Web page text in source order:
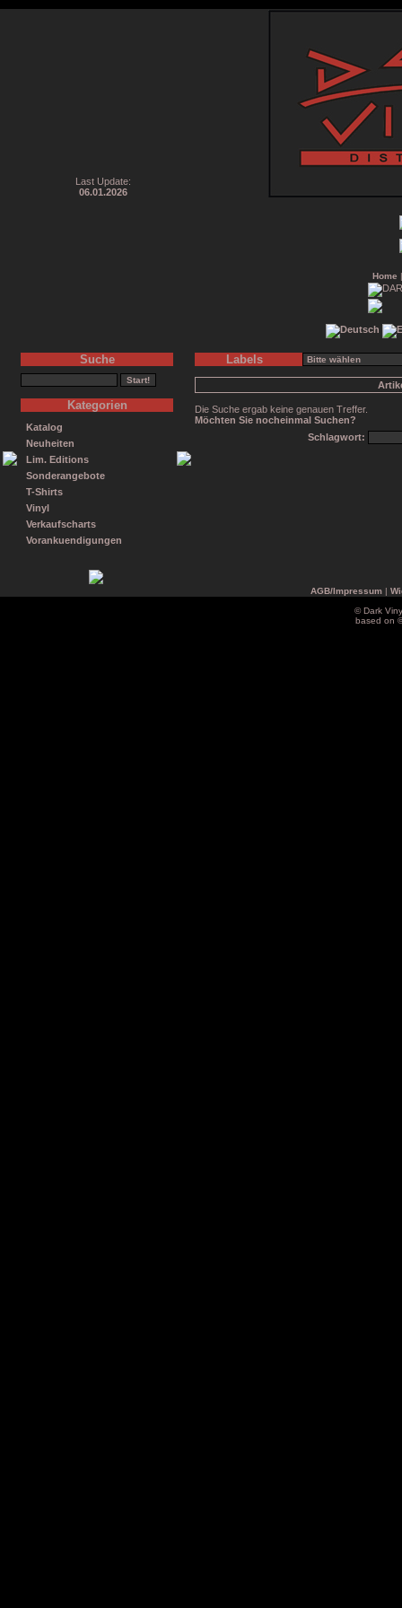
Last Update:
06.01.2026
Home
Suche
Kategorien
Katalog
Neuheiten
Lim. Editions
Sonderangebote
T-Shirts
Vinyl
Verkaufscharts
Vorankuendigungen
Labels
Die Suche ergab keine genauen Treffer.
Möchten Sie nocheinmal Suchen?
Schlagwort:
AGB/Impressum|
© Dark
based on